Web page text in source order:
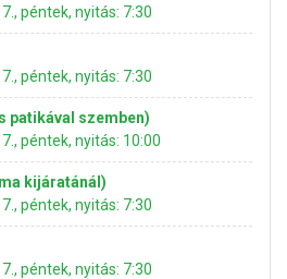
péntek, nyitás: 7:30
péntek, nyitás: 7:30
patikával szemben)
péntek, nyitás: 10:00
kijáratánál)
péntek, nyitás: 7:30
péntek, nyitás: 7:30